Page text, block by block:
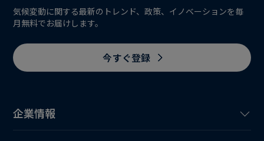
企業情報
気候変動に関する最新のトレンド、政策、イノベーションを毎
月無料でお届けします。
今すぐ登録